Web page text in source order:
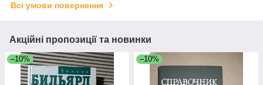
Всі умови повернення
Акційні пропозиції та новинки
–10% –10%